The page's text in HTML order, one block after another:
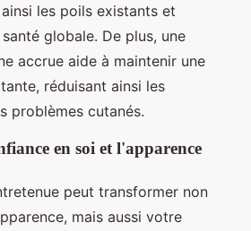
les poils existants et
globale. De plus, une
accrue aide à maintenir une
réduisant ainsi les
problèmes cutanés.
en soi et l'apparence
peut transformer non
mais aussi votre